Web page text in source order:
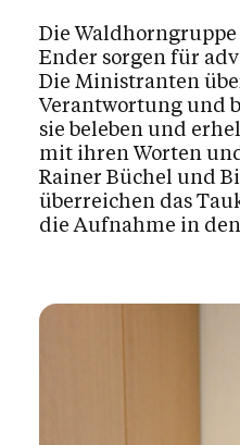
Die
Ender sorgen für
Die Ministranten
Verantwortung und
sie beleben und
mit ihren Worten
Rainer Büchel und
überreichen das
die Aufnahme in